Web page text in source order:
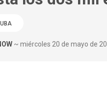
~ miércoles 20 de mayo de